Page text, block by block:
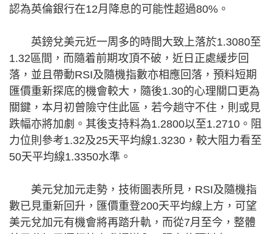
認為英倫銀行在12月降息的可能性超過80%。
英鎊兌美元近一周多的時間大致上落於1.3080至
1.32區間，而隨着前期攻頂不破，近日正處緩步回
落，並且帶動RSI及隨機指數亦相應回落，預料短期
匯價重新探底的機會較大，隨後1.30的心理關口更為
關鍵，本月初曾險守住此區，若今趟守不住，則或見
跌幅亦將加劇。其後支持料為1.2800以至1.2710。阻
力位則參考1.32及25天平均線1.3230，較大阻力看至
50天平均線1.3350水準。
美元兌加元走勢，技術圖表所見，RSI及隨機指
數已見重新回升，匯價重登200天平均線上方，可望
美元兌加元有機會將再踏升軌，而從7月至今，整體